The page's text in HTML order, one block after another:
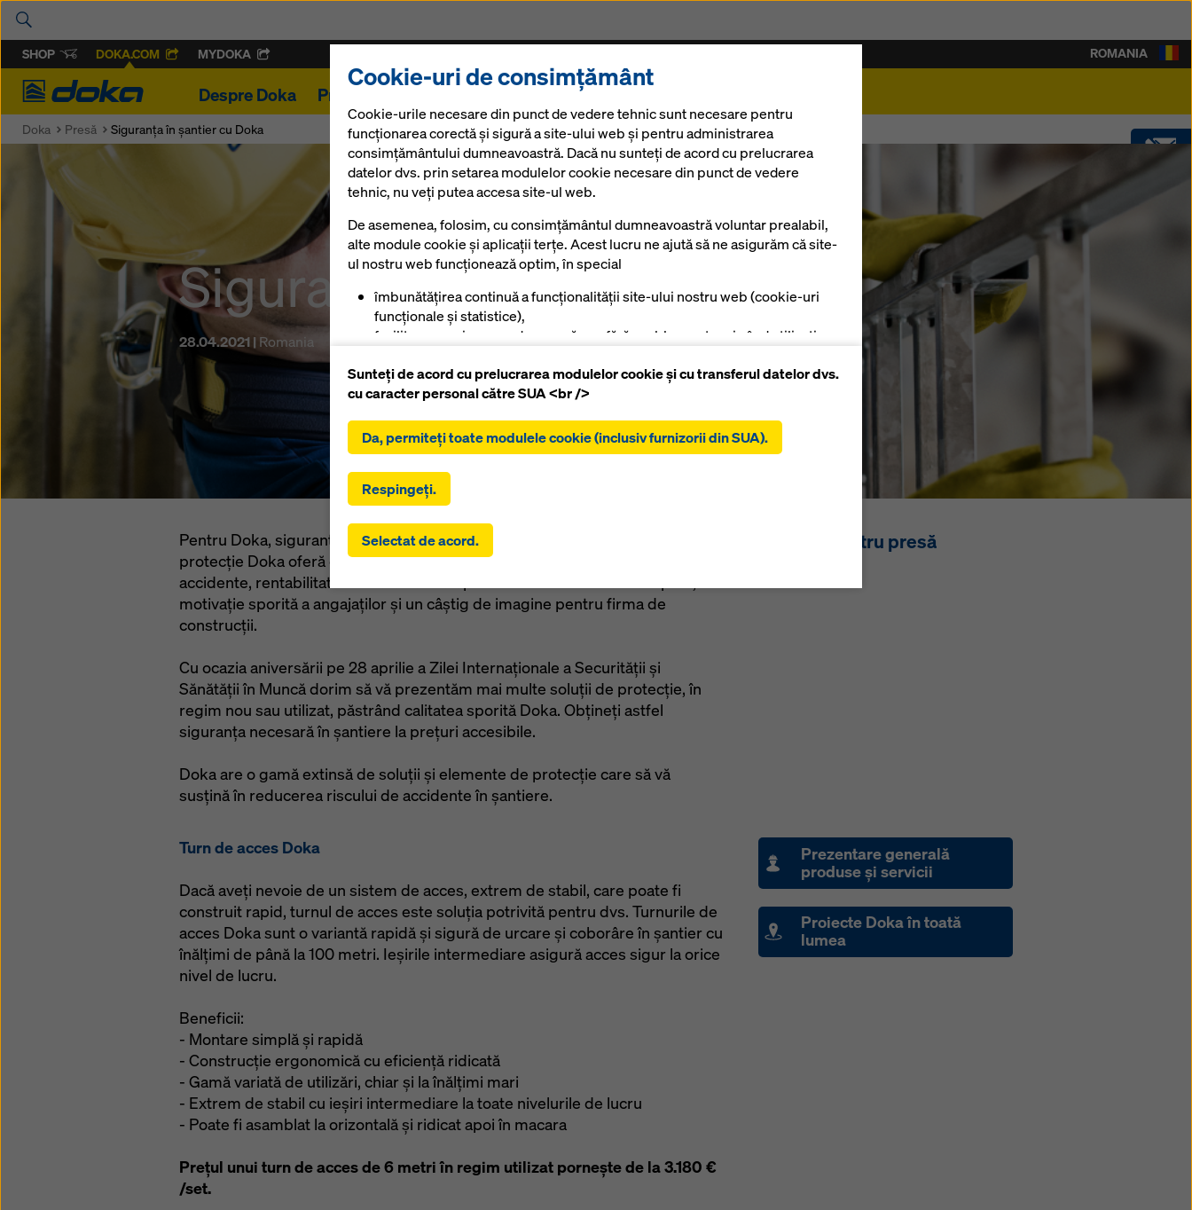
SHOP DOKA.COM MYDOKA
Doka
Despre Doka Proiecte Soluții Digitale
CONTACT
ROMANIA
Doka Presă Siguranța în șantier cu Doka
Siguranța în șantier cu Doka
28.04.2021 | Romania
Pentru Doka, siguranța în șantier este o preocupare constantă. Soluțiile de
protecție Doka oferă o serie de avantaje precum: reducerea riscului de
accidente, rentabilitate ridicată datorată proceselor de muncă mai rapide,
motivație sporită a angajaților şi un câștig de imagine pentru firma de
construcții.
Cu ocazia aniversării pe 28 aprilie a Zilei Internaționale a Securității și
Sănătății în Muncă dorim să vă prezentăm mai multe soluții de protecție, în
regim nou sau utilizat, păstrând calitatea sporită Doka. Obțineți astfel
siguranța necesară în șantiere la prețuri accesibile.
Doka are o gamă extinsă de soluții și elemente de protecție care să vă
susțină în reducerea riscului de accidente în șantiere.
Contact pentru presă
Turn de acces Doka
Dacă aveți nevoie de un sistem de acces, extrem de stabil, care poate fi
construit rapid, turnul de acces este soluția potrivită pentru dvs. Turnurile de
acces Doka sunt o variantă rapidă și sigură de urcare și coborâre în șantier cu
înălțimi de până la 100 metri. Ieșirile intermediare asigură acces sigur la orice
nivel de lucru.
Beneficii:
- Montare simplă și rapidă
- Construcție ergonomică cu eficiență ridicată
- Gamă variată de utilizări, chiar și la înălțimi mari
- Extrem de stabil cu ieșiri intermediare la toate nivelurile de lucru
- Poate fi asamblat la orizontală și ridicat apoi în macara
Prețul unui turn de acces de 6 metri în regim utilizat pornește de la 3.180 €
/set.
Prezentare generală
produse şi servicii
Proiecte Doka în toată
lumea
Cookie-uri de consimțământ
Cookie-urile necesare din punct de vedere tehnic sunt necesare pentru
funcționarea corectă și sigură a site-ului web și pentru administrarea
consimțământului dumneavoastră. Dacă nu sunteți de acord cu prelucrarea
datelor dvs. prin setarea modulelor cookie necesare din punct de vedere
tehnic, nu veți putea accesa site-ul web.
De asemenea, folosim, cu consimțământul dumneavoastră voluntar prealabil,
alte module cookie și aplicații terțe. Acest lucru ne ajută să ne asigurăm că site-
ul nostru web funcționează optim, în special
îmbunătățirea continuă a funcționalității site-ului nostru web (cookie-uri
funcționale și statistice),
facilitarea unui proces de cumpărare fără probleme atunci când utilizați
pentru a afișa reclame potrivite pentru dumneavoastră ca utilizator pe
anumite platforme (cookie-uri de marketing).
Făcând clic pe ‘Permiteți toate cookie-urile (inclusiv furnizorii din SUA)’, sunteți
de acord cu instalarea și utilizarea tuturor cookie-urilor. Făcând clic pe ‘Sunt de
dumneavoastră prin intermediul casetelor de selectare. Acest lucru poate
implica și transferul de date către țări terțe, cum ar fi SUA. În măsura în care
setările alese de dumneavoastră includ și furnizori care transferă date în țări
terțe, unde nu există o decizie de adecvare conform Art. 45 GDPR și nici
garanții adecvate conform Art. 46 GDPR, consimțământul dumneavoastră se
transferate să fie accesibile autorităților din aceste țări terțe în scopuri de
pe ‘Refuză’ sau puteți ajusta setările cookie-urilor făcând clic pe
sfârșitul acestui site web și utilizând casetele de selectare corespunzătoare. Vă
puteți retrage consimțământul în orice moment, fără motiv, cu efect pentru
viitor, făcând clic, de exemplu, peSetările cookiela sfârșitul acestui site web.
noastră de confidențialitate. Vă oferim, de asemenea, posibilitatea de a selecta
cookie-urile (Setări avansate pentru cookie-uri).
Sunteți de acord cu prelucrarea modulelor cookie și cu transferul datelor dvs.
cu caracter personal către SUA <br />
Da, permiteți toate modulele cookie (inclusiv furnizorii din SUA).
Respingeți.
Selectat de acord.